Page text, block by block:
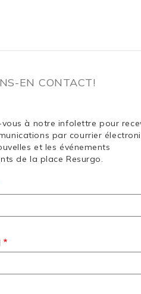
EN CONTACT!
vous à notre infolettre pour
par courrier
et les événements
de la place Resurgo.